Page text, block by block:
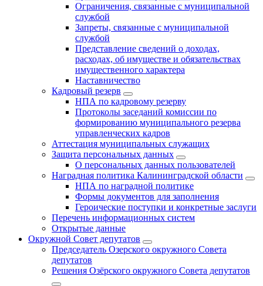
Ограничения, связанные с муниципальной
службой
Запреты, связанные с муниципальной
службой
Представление сведений о доходах,
расходах, об имуществе и обязательствах
имущественного характера
Наставничество
Кадровый резерв
НПА по кадровому резерву
Протоколы заседаний комиссии по
формированию муниципального резерва
управленческих кадров
Аттестация муниципальных служащих
Защита персональных данных
О персональных данных пользователей
Наградная политика Калининградской области
НПА по наградной политике
Формы документов для заполнения
Героические поступки и конкретные заслуги
Перечень информационных систем
Открытые данные
Окружной Совет депутатов
Председатель Озерского окружного Совета
депутатов
Решения Озёрского окружного Совета депутатов